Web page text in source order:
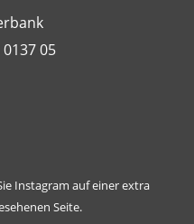
0137 05
Instagram auf einer extra
Seite.